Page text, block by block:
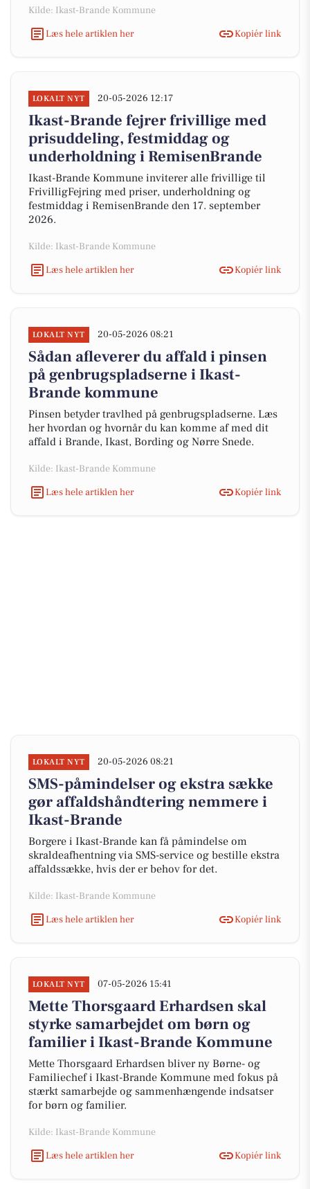
Kilde: Ikast-Brande Kommune
Læs hele artiklen her
Kopiér link
LOKALT NYT 20-05-2026 12:17
Ikast-Brande fejrer frivillige med
prisuddeling, festmiddag og
underholdning i RemisenBrande
Ikast-Brande Kommune inviterer alle frivillige til
FrivilligFejring med priser, underholdning og
festmiddag i RemisenBrande den 17. september
2026.
Kilde: Ikast-Brande Kommune
Læs hele artiklen her
Kopiér link
LOKALT NYT 20-05-2026 08:21
Sådan afleverer du affald i pinsen
på genbrugspladserne i Ikast-
Brande kommune
Pinsen betyder travlhed på genbrugspladserne. Læs
her hvordan og hvornår du kan komme af med dit
affald i Brande, Ikast, Bording og Nørre Snede.
Kilde: Ikast-Brande Kommune
Læs hele artiklen her
Kopiér link
LOKALT NYT 20-05-2026 08:21
SMS-påmindelser og ekstra sække
gør affaldshåndtering nemmere i
Ikast-Brande
Borgere i Ikast-Brande kan få påmindelse om
skraldeafhentning via SMS-service og bestille ekstra
affaldssække, hvis der er behov for det.
Kilde: Ikast-Brande Kommune
Læs hele artiklen her
Kopiér link
LOKALT NYT 07-05-2026 15:41
Mette Thorsgaard Erhardsen skal
styrke samarbejdet om børn og
familier i Ikast-Brande Kommune
Mette Thorsgaard Erhardsen bliver ny Børne- og
Familiechef i Ikast-Brande Kommune med fokus på
stærkt samarbejde og sammenhængende indsatser
for børn og familier.
Kilde: Ikast-Brande Kommune
Læs hele artiklen her
Kopiér link